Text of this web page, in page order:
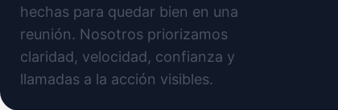
hechas para quedar bien en una
reunión. Nosotros priorizamos
claridad, velocidad, confianza y
llamadas a la acción visibles.